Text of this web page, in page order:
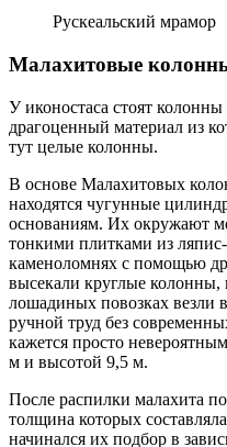
Рускеальский мрамор
Малахитовые
У иконостаса стоят
драгоценный материал из
тут целые колонны.
В основе Малахитовых
находятся чугунные
основаниям. Их окружают
тонкими плитками из
каменоломнях с помощью
высекали круглые колонны,
лошадиных повозках везли
ручной труд без
кажется просто
м и высотой 9,5 м.
После распилки малахита
толщина которых
начинался их подбор в